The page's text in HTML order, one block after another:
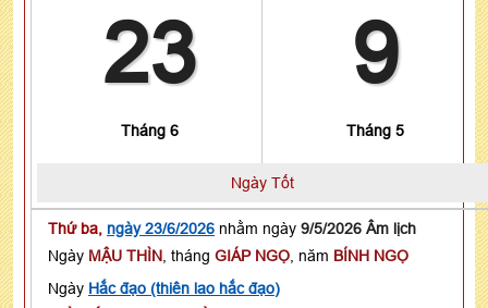
23
Tháng 6
9
Tháng 5
Ngày Tốt
Thứ ba, ngày 23/6/2026 nhằm ngày 9/5/2026 Âm lịch
Ngày MẬU THÌN , tháng GIÁP NGỌ , năm BÍNH NGỌ
Ngày Hắc đạo (thiên lao hắc đạo)